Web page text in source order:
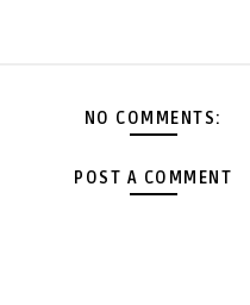
NO COMMENTS:
POST A COMMENT